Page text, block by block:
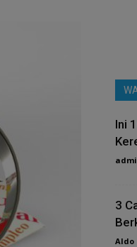
Ini
3
Aldo